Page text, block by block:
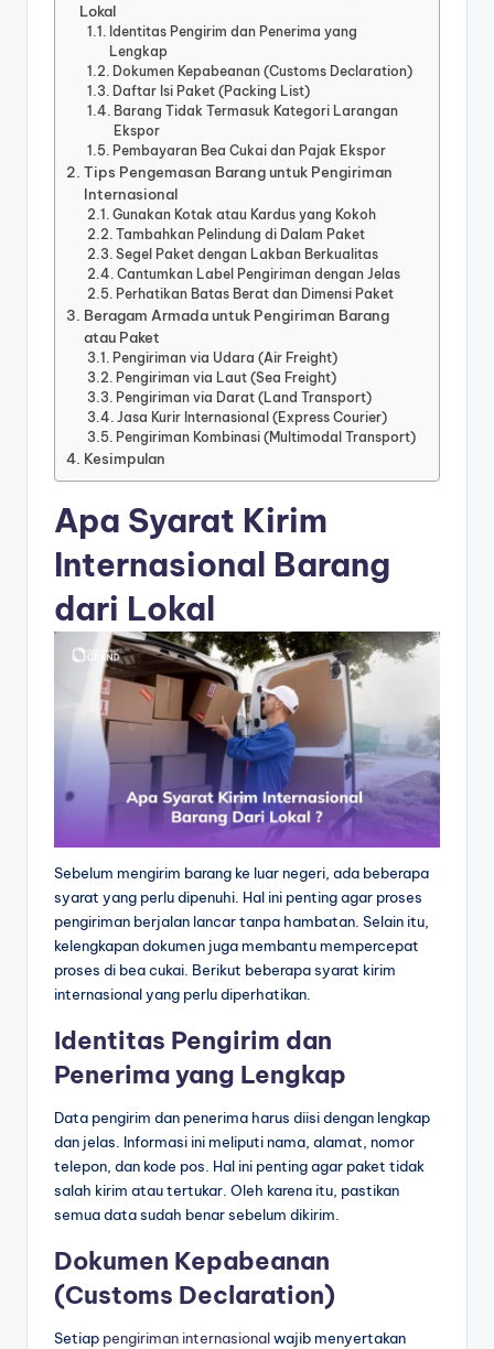
Lokal
Identitas Pengirim dan Penerima yang
Lengkap
Dokumen Kepabeanan (Customs Declaration)
Daftar Isi Paket (Packing List)
Barang Tidak Termasuk Kategori Larangan
Ekspor
Pembayaran Bea Cukai dan Pajak Ekspor
Tips Pengemasan Barang untuk Pengiriman
Internasional
Gunakan Kotak atau Kardus yang Kokoh
Tambahkan Pelindung di Dalam Paket
Segel Paket dengan Lakban Berkualitas
Cantumkan Label Pengiriman dengan Jelas
Perhatikan Batas Berat dan Dimensi Paket
Beragam Armada untuk Pengiriman Barang
atau Paket
Pengiriman via Udara (Air Freight)
Pengiriman via Laut (Sea Freight)
Pengiriman via Darat (Land Transport)
Jasa Kurir Internasional (Express Courier)
Pengiriman Kombinasi (Multimodal Transport)
Kesimpulan
Apa Syarat Kirim
Internasional Barang
dari Lokal
Sebelum mengirim barang ke luar negeri, ada beberapa
syarat yang perlu dipenuhi. Hal ini penting agar proses
pengiriman berjalan lancar tanpa hambatan. Selain itu,
kelengkapan dokumen juga membantu mempercepat
proses di bea cukai. Berikut beberapa syarat kirim
internasional yang perlu diperhatikan.
Identitas Pengirim dan
Penerima yang Lengkap
Data pengirim dan penerima harus diisi dengan lengkap
dan jelas. Informasi ini meliputi nama, alamat, nomor
telepon, dan kode pos. Hal ini penting agar paket tidak
salah kirim atau tertukar. Oleh karena itu, pastikan
semua data sudah benar sebelum dikirim.
Dokumen Kepabeanan
(Customs Declaration)
Setiap pengiriman internasionalwajib menyertakan